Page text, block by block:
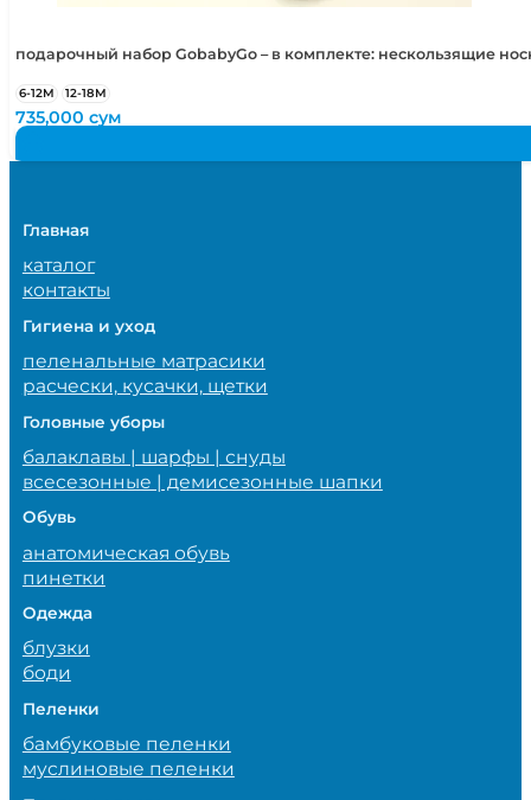
подарочный набор GobabyGo – в комплекте: нескользящие
6-12М 12-18М
735,000сум
Главная
каталог
контакты
Гигиена и уход
пеленальные матрасики
расчески, кусачки, щетки
Головные уборы
балаклавы | шарфы | снуды
всесезонные | демисезонные шапки
Обувь
анатомическая обувь
пинетки
Одежда
блузки
боди
Пеленки
бамбуковые пеленки
муслиновые пеленки